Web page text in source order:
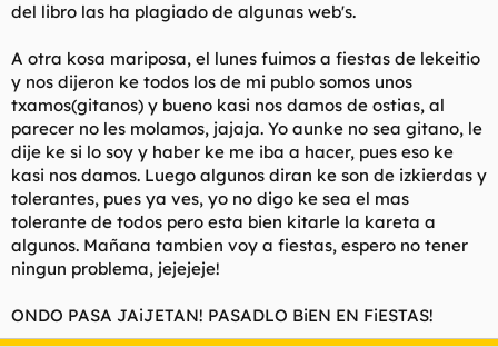
del libro las ha plagiado de algunas web's.
A otra kosa mariposa, el lunes fuimos a fiestas de lekeitio
y nos dijeron ke todos los de mi publo somos unos
txamos(gitanos) y bueno kasi nos damos de ostias, al
parecer no les molamos, jajaja. Yo aunke no sea gitano, le
dije ke si lo soy y haber ke me iba a hacer, pues eso ke
kasi nos damos. Luego algunos diran ke son de izkierdas y
tolerantes, pues ya ves, yo no digo ke sea el mas
tolerante de todos pero esta bien kitarle la kareta a
algunos. Mañana tambien voy a fiestas, espero no tener
ningun problema, jejejeje!
ONDO PASA JAiJETAN! PASADLO BiEN EN FiESTAS!